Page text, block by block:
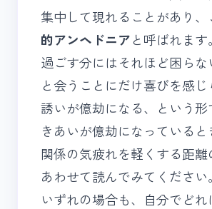
集中して現れることがあり、
的アンヘドニアと呼ばれま
過ごす分にはそれほど困らな
と会うことにだけ喜びを感じ
誘いが億劫になる、という
きあいが億劫になっていると
関係の気疲れを軽くする距離
あわせて読んでみてください。
いずれの場合も、自分でどれ